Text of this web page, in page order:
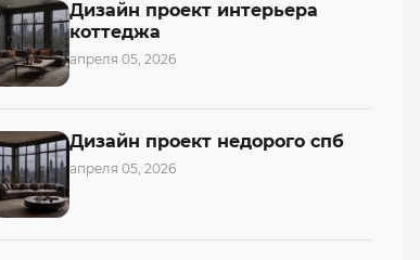
Дизайн проект интерьера
коттеджа
апреля 05, 2026
Дизайн проект недорого спб
апреля 05, 2026